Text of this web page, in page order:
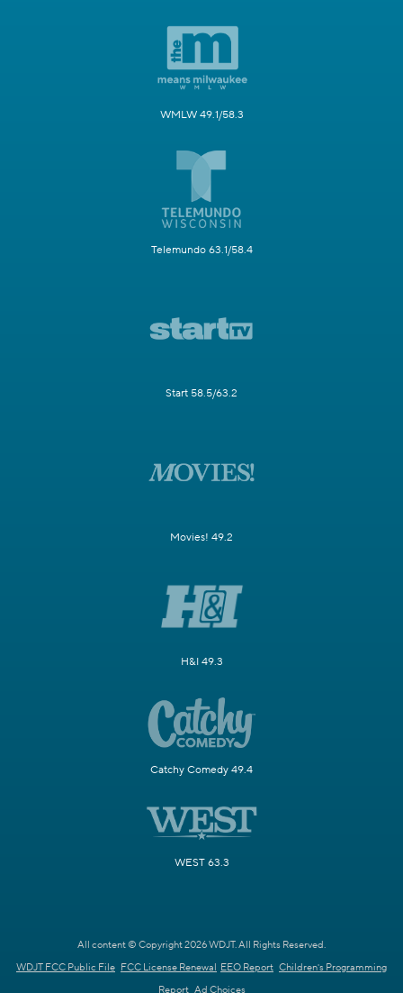
WMLW 49.1/58.3
Telemundo 63.1/58.4
Start 58.5/63.2
Movies! 49.2
H&I 49.3
Catchy Comedy 49.4
WEST 63.3
All content © Copyright 2026 WDJT. All Rights Reserved.
WDJT FCC Public File FCC License Renewal EEO Report Children's Programming
Report Ad Choices